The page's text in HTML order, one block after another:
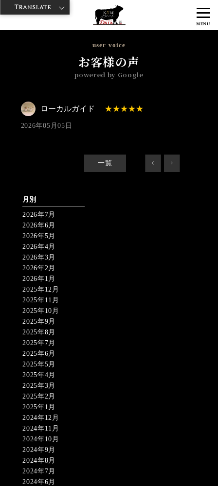
MENU
神戸牛ダイヤ > 神戸牛ダイア 浅草楽天地店
ロー
カルガイド 2026/05/05 No_review
user voice
お客様の声
powered by Google
ローカルガイド
2026年05月05日
一覧 < >
月別
2026年7月
2026年6月
2026年5月
2026年4月
2026年3月
2026年2月
2026年1月
2025年12月
2025年11月
2025年10月
2025年9月
2025年8月
2025年7月
2025年6月
2025年5月
2025年4月
2025年3月
2025年2月
2025年1月
2024年12月
2024年11月
2024年10月
2024年9月
2024年8月
2024年7月
2024年6月
Translate